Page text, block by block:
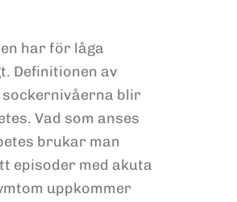
har för låga
Definitionen av
sockernivåerna blir
Vad som anses
brukar man
episoder med akuta
uppkommer